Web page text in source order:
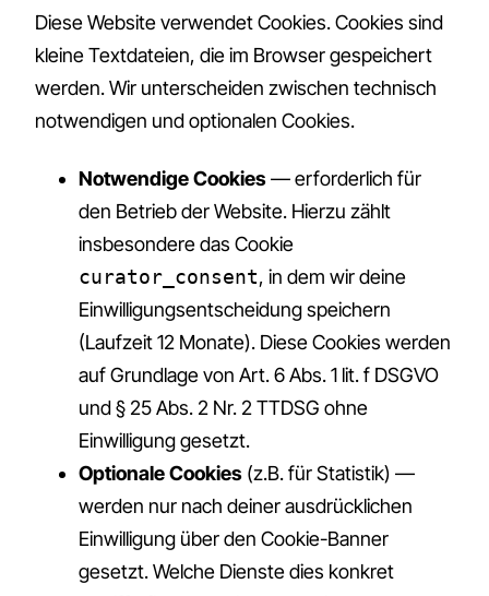
Diese Website verwendet Cookies. Cookies sind
kleine Textdateien, die im Browser gespeichert
werden. Wir unterscheiden zwischen technisch
notwendigen und optionalen Cookies.
Notwendige Cookies— erforderlich für
den Betrieb der Website. Hierzu zählt
insbesondere das Cookie
curator_consent, in dem wir deine
Einwilligungsentscheidung speichern
(Laufzeit 12 Monate). Diese Cookies werden
auf Grundlage von Art. 6 Abs. 1 lit. f DSGVO
und § 25 Abs. 2 Nr. 2 TTDSG ohne
Einwilligung gesetzt.
Optionale Cookies (z.B. für Statistik) —
werden nur nach deiner ausdrücklichen
Einwilligung über den Cookie-Banner
gesetzt. Welche Dienste dies konkret